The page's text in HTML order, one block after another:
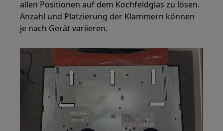
allen Positionen auf dem Kochfeldglas zu lösen.
Anzahl und Platzierung der Klammern können
je nach Gerät variieren.